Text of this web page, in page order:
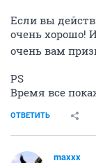
Если вы
очень хорошо!
очень вам
PS
Время все
ОТВЕТИТЬ
maxxx